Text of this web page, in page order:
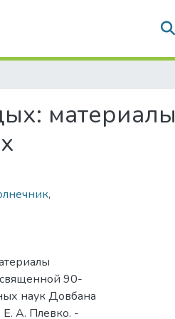
материалы
,
90-
наук Довбана
А. Плевко. -